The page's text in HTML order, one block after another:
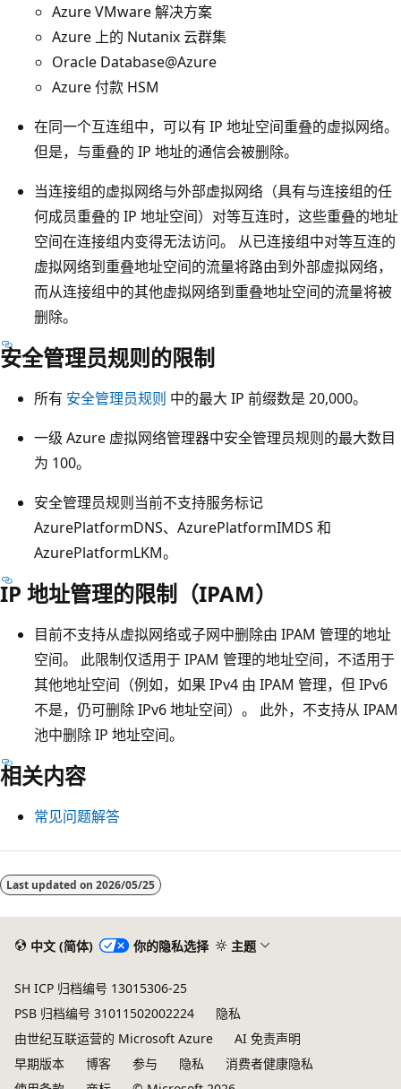
Azure VMware 解决方案
Azure 上的 Nutanix 云群集
Oracle Database@Azure
Azure 付款 HSM
在同一个互连组中，可以有 IP 地址空间重叠的虚拟网络。
但是，与重叠的 IP 地址的通信会被删除。
当连接组的虚拟网络与外部虚拟网络（具有与连接组的任
何成员重叠的 IP 地址空间）对等互连时，这些重叠的地址
空间在连接组内变得无法访问。 从已连接组中对等互连的
虚拟网络到重叠地址空间的流量将路由到外部虚拟网络，
而从连接组中的其他虚拟网络到重叠地址空间的流量将被
删除。
安全管理员规则的限制
所有 安全管理员规则 中的最大 IP 前缀数是 20,000。
一级 Azure 虚拟网络管理器中安全管理员规则的最大数目
为 100。
安全管理员规则当前不支持服务标记
AzurePlatformDNS、AzurePlatformIMDS 和
AzurePlatformLKM。
IP 地址管理的限制（IPAM）
目前不支持从虚拟网络或子网中删除由 IPAM 管理的地址
空间。 此限制仅适用于 IPAM 管理的地址空间，不适用于
其他地址空间（例如，如果 IPv4 由 IPAM 管理，但 IPv6
不是，仍可删除 IPv6 地址空间）。 此外，不支持从 IPAM
池中删除 IP 地址空间。
相关内容
常见问题解答
阅
读Last updated on 2026/05/25
中文 (简体) 你的隐私选择 主题
SH ICP 归档编号 13015306-25
PSB 归档编号 31011502002224
隐私
由世纪互联运营的 Microsoft Azure
AI 免责声明
早期版本
博客 参与 隐私
消费者健康隐私